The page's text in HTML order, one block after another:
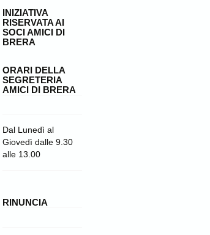
INIZIATIVA
RISERVATA AI
SOCI AMICI DI
BRERA
ORARI DELLA
SEGRETERIA
AMICI DI BRERA
Dal Lunedì al
Giovedì dalle 9.30
alle 13.00
RINUNCIA